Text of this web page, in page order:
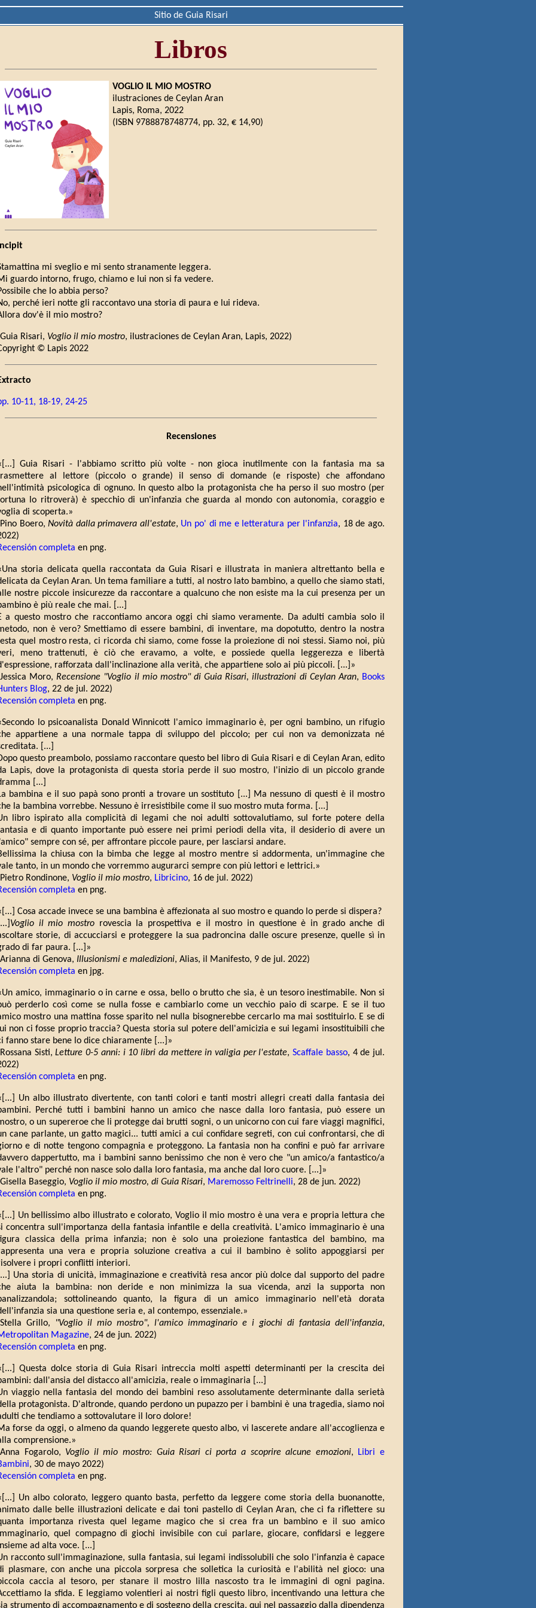
Sitio de Guia Risari
Libros
VOGLIO IL MIO MOSTRO
ilustraciones de Ceylan Aran
Lapis, Roma, 2022
(ISBN 9788878748774, pp. 32, € 14,90)
mi sveglio e mi sento stranamente leggera.
guardo intorno, frugo, chiamo e lui non si fa vedere.
che lo abbia perso?
perché ieri notte gli raccontavo una storia di paura e lui rideva.
dov'è il mio mostro?
Risari, Voglio il mio mostro, ilustraciones de Ceylan Aran, Lapis, 2022)
© Lapis 2022
10-11, 18-19, 24-25
Recensiones
Guia Risari - l'abbiamo scritto più volte - non gioca inutilmente con la fantasia ma sa
al lettore (piccolo o grande) il senso di domande (e risposte) che affondano
psicologica di ognuno. In questo albo la protagonista che ha perso il suo mostro (per
lo ritroverà) è specchio di un'infanzia che guarda al mondo con autonomia, coraggio e
di scoperta.»
Boero,Novità dalla primavera all'estate, Un po' di me e letteratura per l'infanzia, 18 de ago.
completa en png.
storia delicata quella raccontata da Guia Risari e illustrata in maniera altrettanto bella e
da Ceylan Aran. Un tema familiare a tutti, al nostro lato bambino, a quello che siamo stati,
nostre piccole insicurezze da raccontare a qualcuno che non esiste ma la cui presenza per un
è più reale che mai. [...]
a questo mostro che raccontiamo ancora oggi chi siamo veramente. Da adulti cambia solo il
non è vero? Smettiamo di essere bambini, di inventare, ma dopotutto, dentro la nostra
quel mostro resta, ci ricorda chi siamo, come fosse la proiezione di noi stessi. Siamo noi, più
meno trattenuti, è ciò che eravamo, a volte, e possiede quella leggerezza e libertà
rafforzata dall'inclinazione alla verità, che appartiene solo ai più piccoli. [...]»
Moro,Recensione "Voglio il mio mostro" di Guia Risari, illustrazioni di Ceylan Aran, Books
Blog, 22 de jul. 2022)
completa en png.
lo psicoanalista Donald Winnicott l'amico immaginario è, per ogni bambino, un rifugio
appartiene a una normale tappa di sviluppo del piccolo; per cui non va demonizzata né
[...]
questo preambolo, possiamo raccontare questo bel libro di Guia Risari e di Ceylan Aran, edito
Lapis, dove la protagonista di questa storia perde il suo mostro, l'inizio di un piccolo grande
[...]
bambina e il suo papà sono pronti a trovare un sostituto [...] Ma nessuno di questi è il mostro
la bambina vorrebbe. Nessuno è irresistibile come il suo mostro muta forma. [...]
libro ispirato alla complicità di legami che noi adulti sottovalutiamo, sul forte potere della
e di quanto importante può essere nei primi periodi della vita, il desiderio di avere un
sempre con sé, per affrontare piccole paure, per lasciarsi andare.
la chiusa con la bimba che legge al mostro mentre si addormenta, un'immagine che
tanto, in un mondo che vorremmo augurarci sempre con più lettori e lettrici.»
Rondinone, Voglio il mio mostro, Libricino, 16 de jul. 2022)
completa en png.
Cosa accade invece se una bambina è affezionata al suo mostro e quando lo perde si dispera?
Voglio il mio mostro rovescia la prospettiva e il mostro in questione è in grado anche di
storie, di accucciarsi e proteggere la sua padroncina dalle oscure presenze, quelle sì in
di far paura. [...]»
di Genova, Illusionismi e maledizioni, Alias, il Manifesto, 9 de jul. 2022)
completa en jpg.
amico, immaginario o in carne e ossa, bello o brutto che sia, è un tesoro inestimabile. Non si
perderlo così come se nulla fosse e cambiarlo come un vecchio paio di scarpe. E se il tuo
mostro una mattina fosse sparito nel nulla bisognerebbe cercarlo ma mai sostituirlo. E se di
non ci fosse proprio traccia? Questa storia sul potere dell'amicizia e sui legami insostituibili che
fanno stare bene lo dice chiaramente [...]»
Sisti,Letture 0-5 anni: i 10 libri da mettere in valigia per l'estate,Scaffale basso, 4 de jul.
completa en png.
Un albo illustrato divertente, con tanti colori e tanti mostri allegri creati dalla fantasia dei
Perché tutti i bambini hanno un amico che nasce dalla loro fantasia, può essere un
o un supereroe che li protegge dai brutti sogni, o un unicorno con cui fare viaggi magnifici,
cane parlante, un gatto magici... tutti amici a cui confidare segreti, con cui confrontarsi, che di
e di notte tengono compagnia e proteggono. La fantasia non ha confini e può far arrivare
dappertutto, ma i bambini sanno benissimo che non è vero che "un amico/a fantastico/a
l'altro" perché non nasce solo dalla loro fantasia, ma anche dal loro cuore. [...]»
Baseggio, Voglio il mio mostro, di Guia Risari, Maremosso Feltrinelli, 28 de jun. 2022)
completa en png.
Un bellissimo albo illustrato e colorato, Voglio il mio mostro è una vera e propria lettura che
concentra sull'importanza della fantasia infantile e della creatività. L'amico immaginario è una
classica della prima infanzia; non è solo una proiezione fantastica del bambino, ma
una vera e propria soluzione creativa a cui il bambino è solito appoggiarsi per
i propri conflitti interiori.
Una storia di unicità, immaginazione e creatività resa ancor più dolce dal supporto del padre
aiuta la bambina: non deride e non minimizza la sua vicenda, anzi la supporta non
sottolineando quanto, la figura di un amico immaginario nell'età dorata
sia una questione seria e, al contempo, essenziale.»
Grillo,
"Voglio il mio mostro", l'amico immaginario e i giochi di fantasia dell'infanzia,
Magazine, 24 de jun. 2022)
completa en png.
Questa dolce storia di Guia Risari intreccia molti aspetti determinanti per la crescita dei
dall'ansia del distacco all'amicizia, reale o immaginaria [...]
viaggio nella fantasia del mondo dei bambini reso assolutamente determinante dalla serietà
protagonista. D'altronde, quando perdono un pupazzo per i bambini è una tragedia, siamo noi
che tendiamo a sottovalutare il loro dolore!
forse da oggi, o almeno da quando leggerete questo albo, vi lascerete andare all'accoglienza e
comprensione.»
Fogarolo, Voglio il mio mostro: Guia Risari ci porta a scoprire alcune emozioni, Libri e
, 30 de mayo 2022)
completa en png.
Un albo colorato, leggero quanto basta, perfetto da leggere come storia della buonanotte,
dalle belle illustrazioni delicate e dai toni pastello di Ceylan Aran, che ci fa riflettere su
importanza rivesta quel legame magico che si crea fra un bambino e il suo amico
quel compagno di giochi invisibile con cui parlare, giocare, confidarsi e leggere
ad alta voce. [...]
racconto sull'immaginazione, sulla fantasia, sui legami indissolubili che solo l'infanzia è capace
plasmare, con anche una piccola sorpresa che solletica la curiosità e l'abilità nel gioco: una
caccia al tesoro, per stanare il mostro lilla nascosto tra le immagini di ogni pagina.
la sfida. E leggiamo volentieri ai nostri figli questo libro, incentivando una lettura che
strumento di accompagnamento e di sostegno della crescita, qui nel passaggio dalla dipendenza